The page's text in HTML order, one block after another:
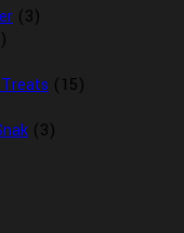
(3)
(15)
(3)